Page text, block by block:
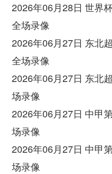
2026年06月28日 世界
全场录像
2026年06月27日 东北
全场录像
2026年06月27日 东北
场录像
2026年06月27日 中甲
场录像
2026年06月27日 中甲
场录像